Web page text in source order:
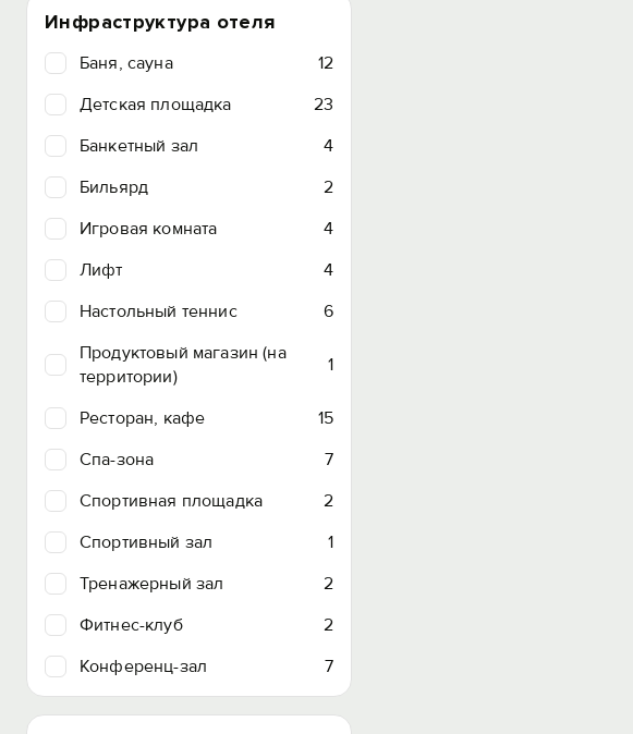
Инфраструктура отеля
Баня, сауна
12
Детская площадка
23
Банкетный зал
4
Бильярд
2
Игровая комната
4
Лифт
4
Настольный теннис
6
Продуктовый магазин (на
территории)
1
Ресторан, кафе
15
Спа-зона
7
Спортивная площадка
2
Спортивный зал
1
Тренажерный зал
2
Фитнес-клуб
2
Конференц-зал
7